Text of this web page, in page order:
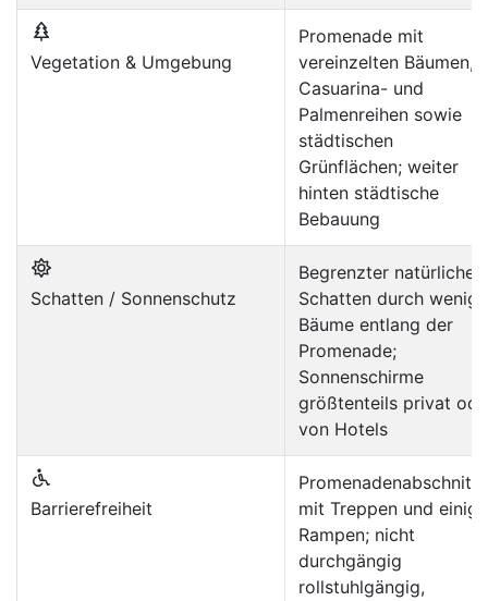
Vegetation & Umgebung
Promenade mit
vereinzelten Bäumen,
Casuarina- und
Palmenreihen sowie
städtischen
Grünflächen; weiter
hinten städtische
Bebauung
Schatten / Sonnenschutz
Begrenzter natürlicher
Schatten durch wenige
Bäume entlang der
Promenade;
Sonnenschirme
größtenteils privat
von Hotels
Barrierefreiheit
Promenadenabschnitte
mit Treppen und
Rampen; nicht
durchgängig
rollstuhlgängig,